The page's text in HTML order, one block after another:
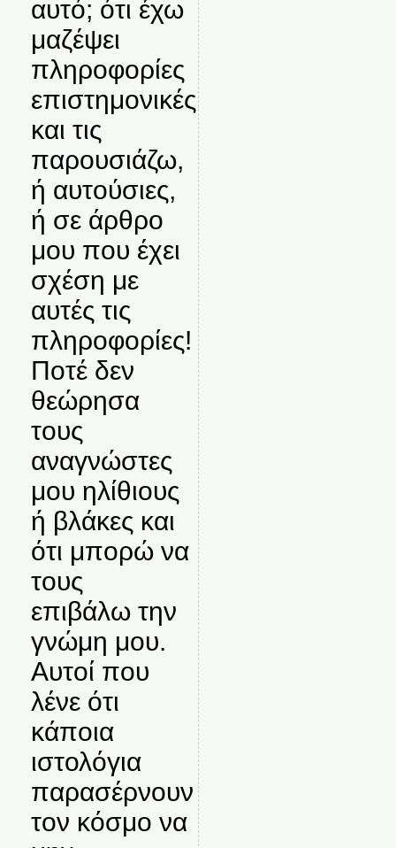
αυτό; ότι έχω
μαζέψει
πληροφορίες
επιστημονικές
και τις
παρουσιάζω,
ή αυτούσιες,
ή σε άρθρο
μου που έχει
σχέση με
αυτές τις
πληροφορίες!
Ποτέ δεν
θεώρησα
τους
αναγνώστες
μου ηλίθιους
ή βλάκες και
ότι μπορώ να
τους
επιβάλω την
γνώμη μου.
Αυτοί που
λένε ότι
κάποια
ιστολόγια
παρασέρνουν
τον κόσμο να